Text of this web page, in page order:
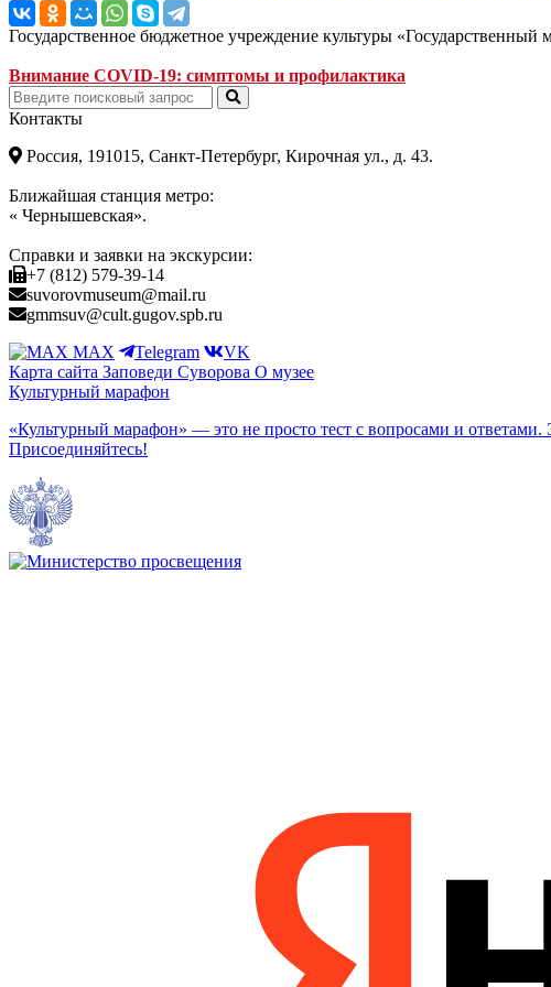
Государственное бюджетное учреждение культуры
Внимание COVID-19: симптомы и профилактика
Контакты
Россия, 191015, Санкт-Петербург, Кирочная ул., д. 43.
Ближайшая станция метро:
« Чернышевская».
Справки и заявки на экскурсии:
+7 (812) 579-39-14
suvorovmuseum@mail.ru
gmmsuv@cult.gugov.spb.ru
MAX
Telegram
VK
Карта сайта Заповеди Cуворова О музее
Культурный марафон
«Культурный марафон» — это не просто тест с вопросами и
Присоединяйтесь!